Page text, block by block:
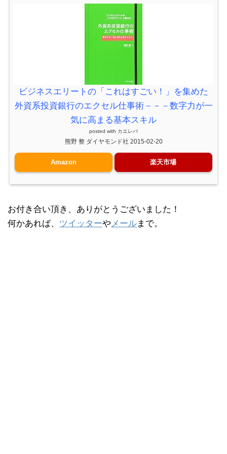
ビジネスエリートの「これはすごい！」を集めた
外資系投資銀行のエクセル仕事術－－－数字力が一
気に高まる基本スキル
posted with カエレバ
熊野 整 ダイヤモンド社 2015-02-20
Amazon 楽天市場
お付き合い頂き、ありがとうございました！
何かあれば、 ツイッターやメールまで。